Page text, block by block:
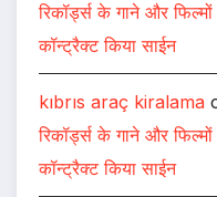
रिकॉर्ड्स के गाने और
कॉन्ट्रैक्ट किया साईन
kıbrıs araç kiralama
रिकॉर्ड्स के गाने और
कॉन्ट्रैक्ट किया साईन